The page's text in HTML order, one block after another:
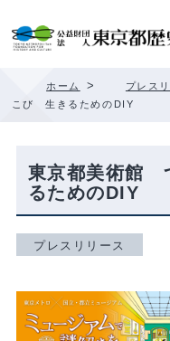
ホーム > プレス
こび 生きるためのDIY
東京都美術館
るためのDIY
プレスリリース